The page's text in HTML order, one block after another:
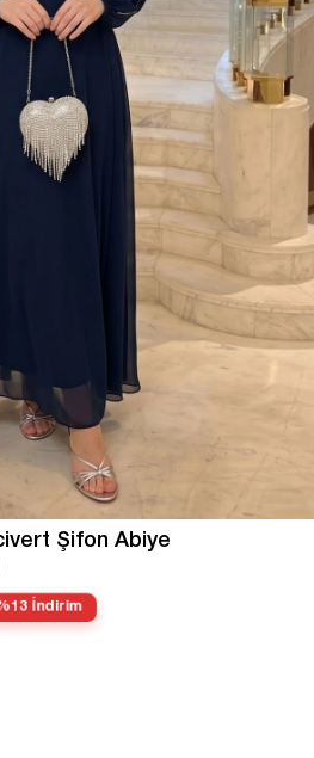
Şifon Abiye
İndirim